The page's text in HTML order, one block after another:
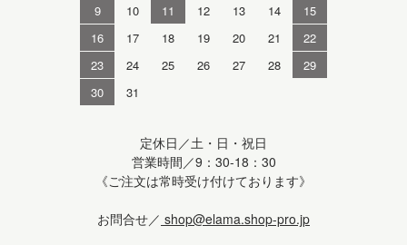
9
10 11 12 13 14
15
16
17 18 19 20 21
22
23
24 25 26 27 28
29
30
31
定休日／土・日・祝日
営業時間／9：30-18：30
《ご注文は常時受け付けております》
お問合せ／ shop@elama.shop-pro.jp